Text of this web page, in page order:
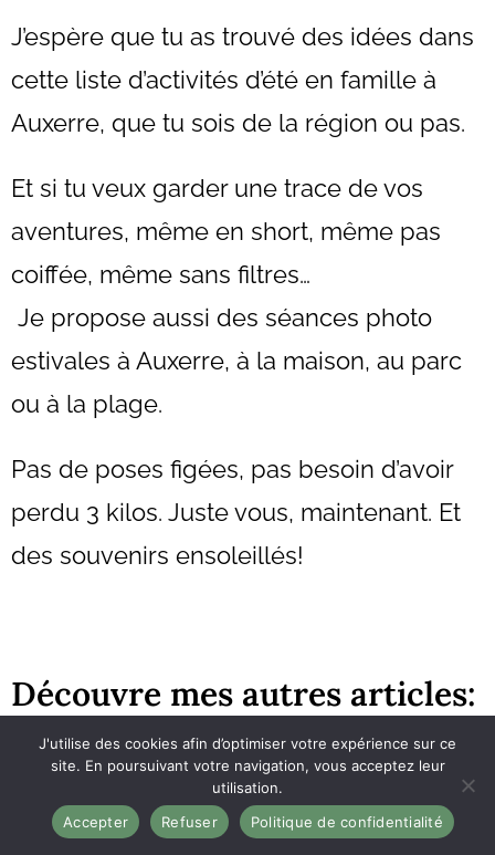
J’espère que tu as trouvé des idées dans
cette liste d’activités d’été en famille à
Auxerre, que tu sois de la région ou pas.
Et si tu veux garder une trace de vos
aventures, même en short, même pas
coiffée, même sans filtres…
Je propose aussi des séances photo
estivales à Auxerre, à la maison, au parc
ou à la plage.
Pas de poses figées, pas besoin d’avoir
perdu 3 kilos. Juste vous, maintenant. Et
des souvenirs ensoleillés!
Découvre mes autres articles:
Pourquoi une séance photo maman bébé
à domicile est une vraie bonne idée?
Séance photo à Auxerre : 5 lieux
J'utilise des cookies afin d’optimiser votre expérience sur ce
site. En poursuivant votre navigation, vous acceptez leur
utilisation.
Accepter
Refuser Politique de confidentialité